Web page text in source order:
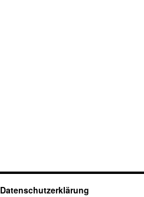
Datenschutzerklärung